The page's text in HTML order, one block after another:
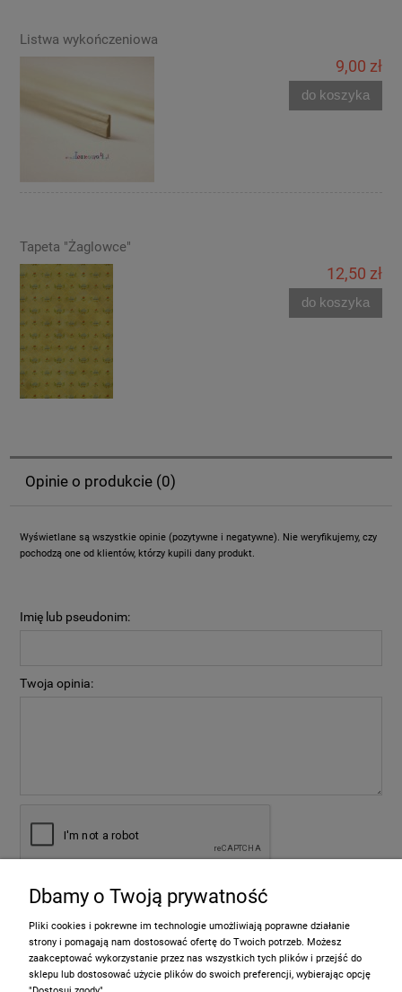
Listwa wykończeniowa
9,00 zł
do koszyka
Tapeta "Żaglowce"
12,50 zł
do koszyka
Opinie o produkcie (0)
Wyświetlane są wszystkie opinie (pozytywne i negatywne). Nie weryfikujemy, czy
pochodzą one od klientów, którzy kupili dany produkt.
Imię lub pseudonim:
Twoja opinia:
Informacje
Dbamy o Twoją prywatność
Pliki cookies i pokrewne im technologie umożliwiają poprawne działanie
strony i pomagają nam dostosować ofertę do Twoich potrzeb. Możesz
zaakceptować wykorzystanie przez nas wszystkich tych plików i przejść do
sklepu lub dostosować użycie plików do swoich preferencji, wybierając opcję